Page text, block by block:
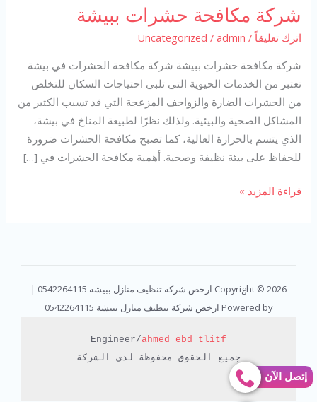
شركة مكافحة حشرات ببيشة
اترك تعليقاً /
Uncategorized / admin
شركة مكافحة حشرات ببيشة شركة مكافحة الحشرات في بيشة
تعتبر من الخدمات الحيوية التي تلبي احتياجات السكان للتخلص
من الحشرات الضارة والزواحف المزعجة التي قد تسبب الكثير من
المشاكل الصحية والبيئية. ولذلك نظرًا لطبيعة المناخ في بيشة،
الذي يتسم بالحرارة العالية، كما تصبح مكافحة الحشرات ضرورة
للحفاظ على بيئة نظيفة وصحية. أهمية مكافحة الحشرات في […]
قراءة المزيد »
Copyright © 2026 ارخص شركة تنظيف منازل ببيشة 0542264115 |
Powered by ارخص شركة تنظيف منازل ببيشة 0542264115
Engineer/ahmed ebd tlitf
جميع الحقوق محفوظة لدي الشركة
إتصل الآن